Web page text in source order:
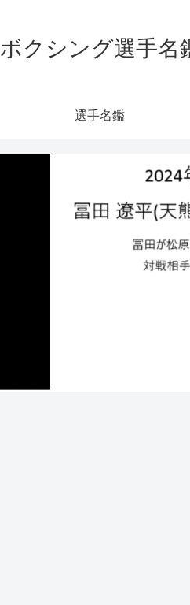
ボクシング選手
選手名鑑